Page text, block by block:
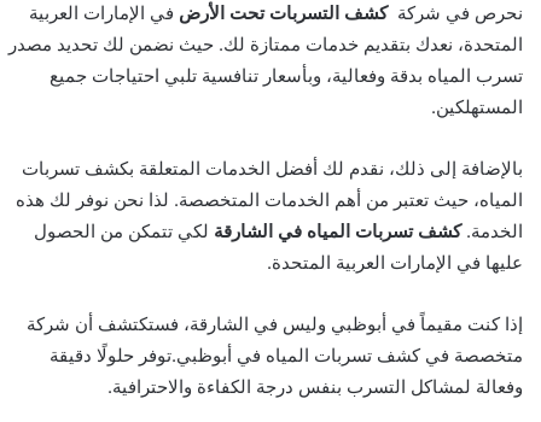
نحرص في شركة كشف التسربات تحت الأرض في الإمارات العربية
المتحدة، نعدك بتقديم خدمات ممتازة لك. حيث نضمن لك تحديد مصدر
تسرب المياه بدقة وفعالية، وبأسعار تنافسية تلبي احتياجات جميع
المستهلكين.
بالإضافة إلى ذلك، نقدم لك أفضل الخدمات المتعلقة بكشف تسربات
المياه، حيث تعتبر من أهم الخدمات المتخصصة. لذا نحن نوفر لك هذه
الخدمة. كشف تسربات المياه في الشارقة لكي تتمكن من الحصول
عليها في الإمارات العربية المتحدة.
إذا كنت مقيماً في أبوظبي وليس في الشارقة، فستكتشف أن شركة
متخصصة في كشف تسربات المياه في أبوظبي.توفر حلولًا دقيقة
وفعالة لمشاكل التسرب بنفس درجة الكفاءة والاحترافية.